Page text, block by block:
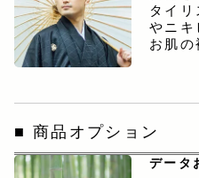
タイ
やニキ
お肌の
商品オプション
データ